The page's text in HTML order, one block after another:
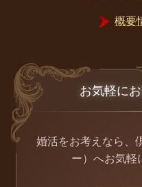
概要
お気軽に
婚活をお考えなら、
ー）へお気軽